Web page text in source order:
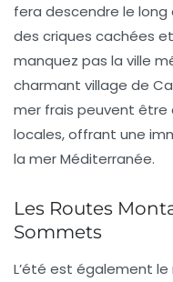
fera descendre le
des criques cachées
manquez pas la ville
charmant village de
mer frais peuvent être
locales, offrant une
la mer Méditerranée.
Les Routes
Sommets
L’été est également